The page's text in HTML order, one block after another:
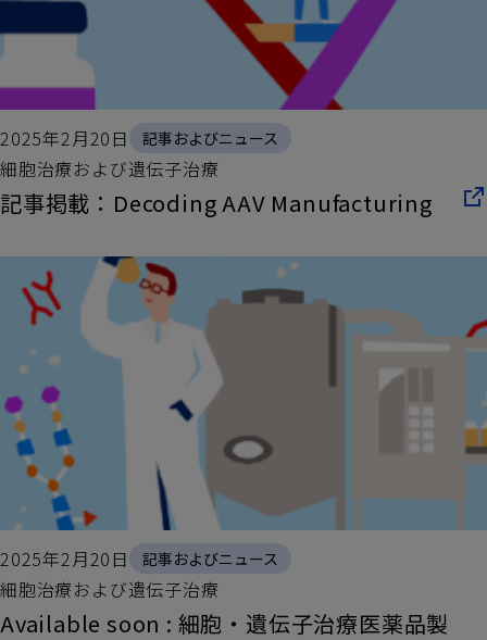
記事掲載：Decoding AAV Manufacturing
2025年2月20日 記事およびニュース
細胞治療および遺伝子治療
Available soon : 細胞・遺伝子治療医薬品製
2025年2月20日 記事およびニュース
細胞治療および遺伝子治療